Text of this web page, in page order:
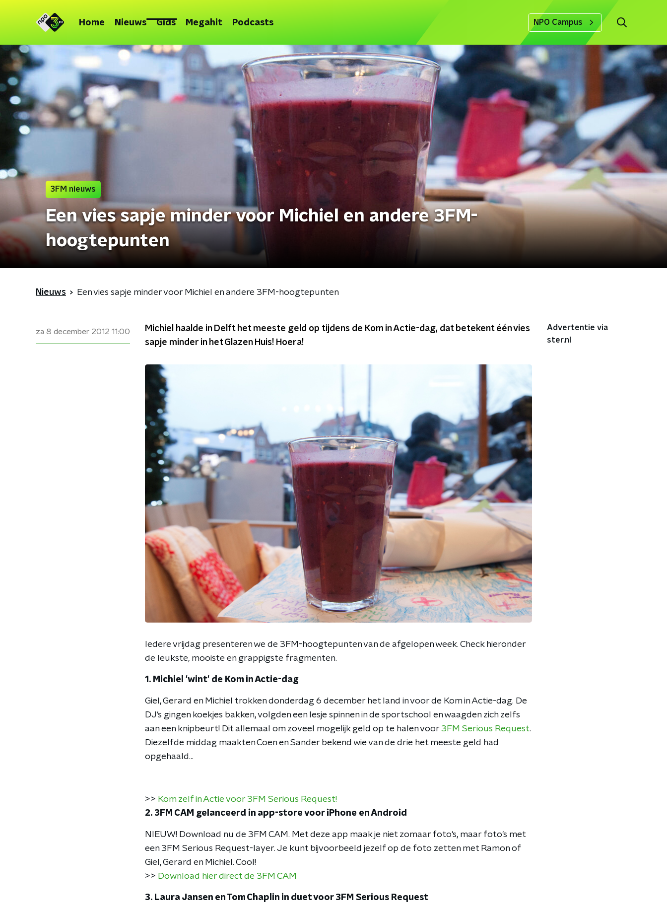
Home Nieuws Gids Megahit Podcasts NPO Campus
3FM nieuws
Een vies sapje minder voor Michiel en andere 3FM-
hoogtepunten
Nieuws Een vies sapje minder voor Michiel en andere 3FM-hoogtepunten
za 8 december 2012 11:00
Michiel haalde in Delft het meeste geld op tijdens de Kom in Actie-dag, dat betekent één vies
sapje minder in het Glazen Huis! Hoera!
Iedere vrijdag presenteren we de 3FM-hoogtepunten van de afgelopen week. Check hieronder
de leukste, mooiste en grappigste fragmenten.
1. Michiel 'wint' de Kom in Actie-dag
Giel, Gerard en Michiel trokken donderdag 6 december het land in voor de Kom in Actie-dag. De
DJ's gingen koekjes bakken, volgden een lesje spinnen in de sportschool en waagden zich zelfs
aan een knipbeurt! Dit allemaal om zoveel mogelijk geld op te halen voor 3FM Serious Request.
Diezelfde middag maakten Coen en Sander bekend wie van de drie het meeste geld had
opgehaald...
>> Kom zelf in Actie voor 3FM Serious Request!
2. 3FM CAM gelanceerd in app-store voor iPhone en Android
NIEUW! Download nu de 3FM CAM. Met deze app maak je niet zomaar foto's, maar foto's met
een 3FM Serious Request-layer. Je kunt bijvoorbeeld jezelf op de foto zetten met Ramon of
Giel, Gerard en Michiel. Cool!
>> Download hier direct de 3FM CAM
3. Laura Jansen en Tom Chaplin in duet voor 3FM Serious Request
Advertentie via
ster.nl